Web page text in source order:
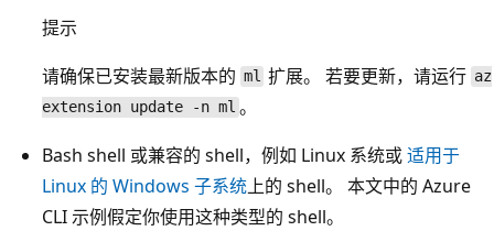
提示
请确保已安装最新版本的 ml 扩展。 若要更新，请运行 az
extension update -n ml 。
Bash shell 或兼容的 shell，例如 Linux 系统或适用于
Linux 的 Windows 子系统上的 shell。 本文中的 Azure
CLI 示例假定你使用这种类型的 shell。